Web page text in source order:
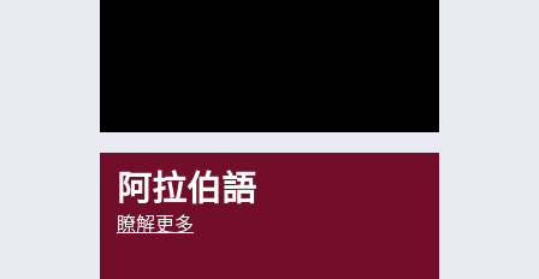
阿拉伯語
瞭解更多